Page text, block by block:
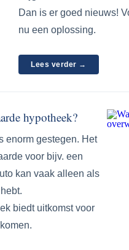
Dan is er goed nieuws!
nu een oplossing.
Lees verder →
hypotheek?
enorm gestegen. Het
voor bijv. een
kan vaak alleen als
biedt uitkomst voor